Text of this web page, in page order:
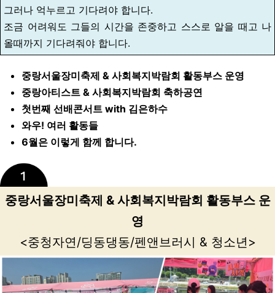
그러나 억누르고 기다려야 합니다.
조금 어려워도 그들의 시간을 존중하고 스스로 알을 때고 나
올때까지 기다려줘야 합니다.
중랑서울장미축제 & 사회복지박람회 활동부스 운영
중랑아티스트 & 사회복지박람회 축하공연
첫번째 선배콘서트 with 김은하수
와우! 여러 활동들
6월은 이렇게 함께 합니다.
중랑서울장미축제 & 사회복지박람회 활동부스 운
영
<중청자연/딩동댕동/펜앤브러시 & 청소년>